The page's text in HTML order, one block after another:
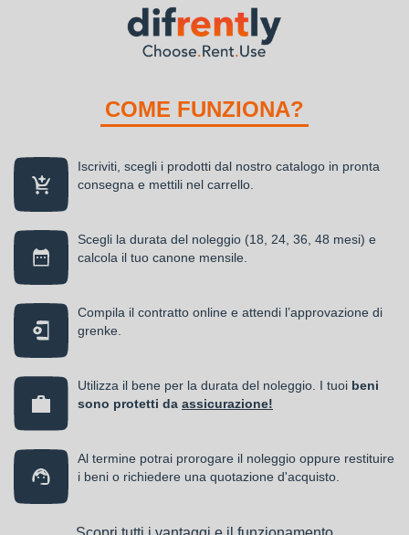
COME FUNZIONA?
Iscriviti, scegli i prodotti dal nostro catalogo in pronta
consegna e mettili nel carrello.
Scegli la durata del noleggio (18, 24, 36, 48 mesi) e
calcola il tuo canone mensile.
Compila il contratto online e attendi l’approvazione di
grenke.
Utilizza il bene per la durata del noleggio. I tuoi beni
sono protetti da assicurazione!
Al termine potrai prorogare il noleggio oppure restituire
i beni o richiedere una quotazione d'acquisto.